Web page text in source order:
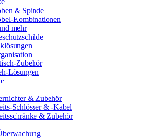
& Spinde
Kombinationen
mehr
Zubehör
Lösungen
& Zubehör
Schlösser & -Kabel
& Zubehör